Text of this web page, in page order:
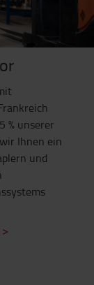
% unserer
Ihnen ein
und